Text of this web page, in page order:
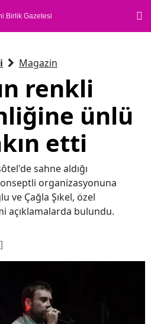
Birlik Gazetesi
Magazin
renkli
ünlü
etti
sahne aldığı
organizasyonuna
ve Çağla Şıkel, özel
açıklamalarda bulundu.